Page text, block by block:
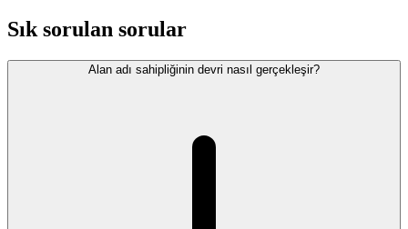
Sık sorulan sorular
Alan adı sahipliğinin devri nasıl gerçekleşir?